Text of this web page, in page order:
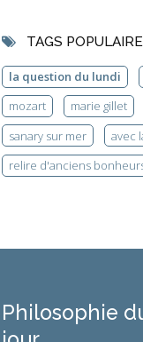
TAGS
la question du lundi
mozart
marie gillet
sanary sur mer
avec
relire d'anciens
Philosophie